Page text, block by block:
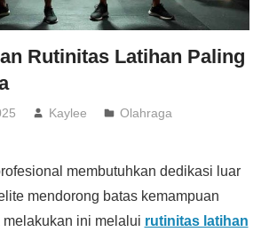
Rutinitas Latihan Paling
Kaylee Olahraga
membutuhkan dedikasi luar
mendorong batas kemampuan
melakukan ini melalui rutinitas latihan